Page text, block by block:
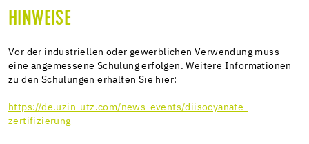
HINWEISE
Vor der industriellen oder gewerblichen Verwendung muss
eine angemessene Schulung erfolgen. Weitere Informationen
zu den Schulungen erhalten Sie hier:
https://de.uzin-utz.com/news-events/diisocyanate-
zertifizierung